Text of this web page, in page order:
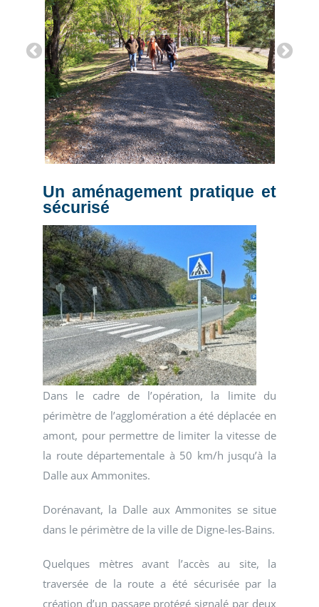
Un aménagement pratique et
sécurisé
Dans le cadre de l’opération, la limite du
périmètre de l’agglomération a été déplacée en
amont, pour permettre de limiter la vitesse de
la route départementale à 50 km/h jusqu’à la
Dalle aux Ammonites.
Dorénavant, la Dalle aux Ammonites se situe
dans le périmètre de la ville de Digne-les-Bains.
Quelques mètres avant l’accès au site, la
traversée de la route a été sécurisée par la
création d’un passage protégé signalé par deux